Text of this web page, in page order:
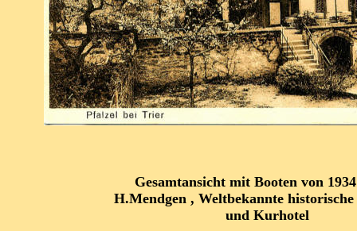
Gesamtansicht mit Booten von 1934
H.Mendgen , Weltbekannte historische
und Kurhotel